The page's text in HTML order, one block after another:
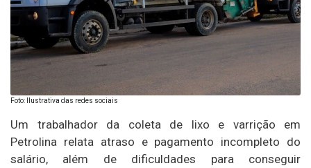
Foto: Ilustrativa das redes sociais
Um trabalhador da coleta de lixo e varrição em
Petrolina relata atraso e pagamento incompleto do
salário, além de dificuldades para conseguir